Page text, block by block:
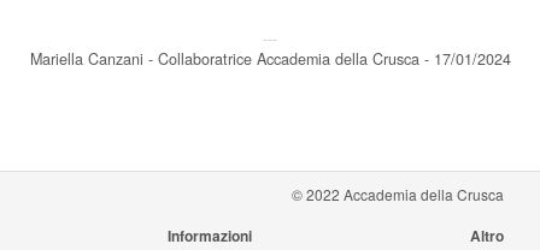
---
Mariella Canzani - Collaboratrice Accademia della Crusca - 17/01/2024
© 2022 Accademia della Crusca
Informazioni Altro